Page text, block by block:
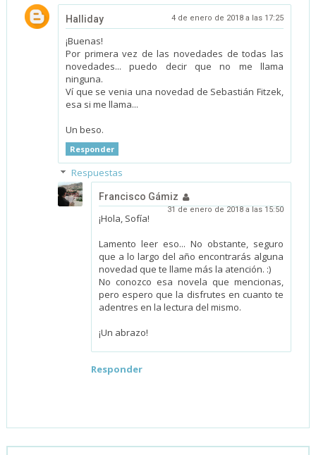
Halliday 4 de enero de 2018 a las 17:25
¡Buenas!
Por primera vez de las novedades de todas las
novedades... puedo decir que no me llama
ninguna.
Ví que se venia una novedad de Sebastián Fitzek,
esa si me llama...
Un beso.
Responder
Respuestas
Francisco Gámiz
31 de enero de 2018 a las 15:50
¡Hola, Sofía!
Lamento leer eso... No obstante, seguro
que a lo largo del año encontrarás alguna
novedad que te llame más la atención. :)
No conozco esa novela que mencionas,
pero espero que la disfrutes en cuanto te
adentres en la lectura del mismo.
¡Un abrazo!
Responder